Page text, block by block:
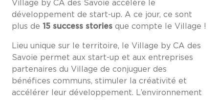
Village by CA des Savoie accélère le
développement de start-up. A ce jour, ce sont
plus de 15 success stories que compte le Village !
Lieu unique sur le territoire, le Village by CA des
Savoie permet aux start-up et aux entreprises
partenaires du Village de conjuguer des
bénéfices communs, stimuler la créativité et
accélérer leur développement. L’environnement